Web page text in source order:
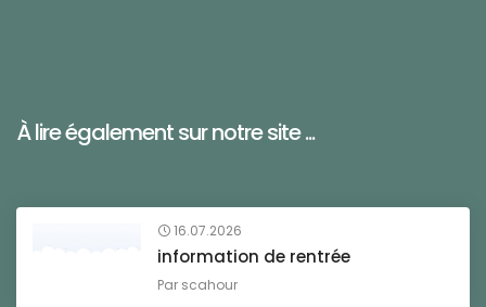
À lire également sur notre site ...
16.07.2026
information de rentrée
Par scahour